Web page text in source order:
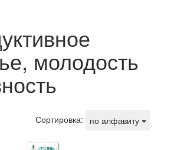
молодость
Сортировка: по алфавиту